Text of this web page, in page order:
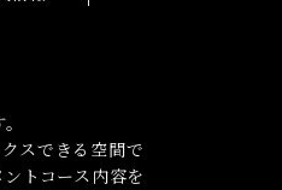
スできる空間で
トコース内容を